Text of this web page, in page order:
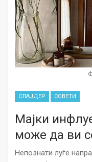
СЛАЈДЕР СОВЕТИ
Мајки
може да ви
Непознати луѓе